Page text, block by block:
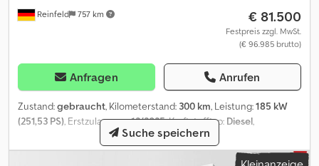
Reinfeld 757 km € 81.500
Festpreis zzgl. MwSt.
(€ 96.985 brutto)
Anfragen Anrufen
Zustand:gebraucht, Kilometerstand: 300 km, Leistung:185 kW
(251,53 PS), Erstzulassung:12/2025, Kraftstofftyp: Diesel,
14.000 kg, Achsen-Konfiguration:
Kraftstoff:Diesel, Getriebetyp:Automatisch, Federung:Blatt,
Suche speichern